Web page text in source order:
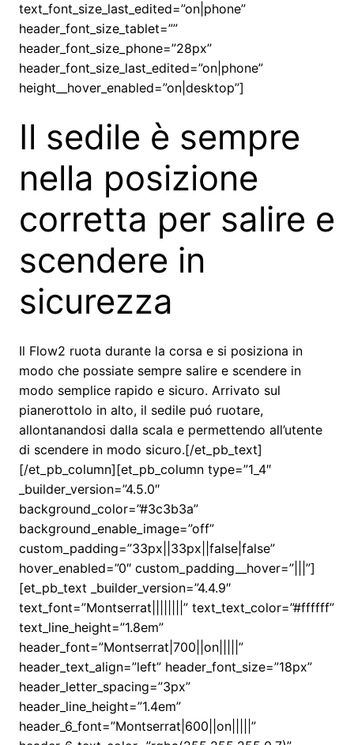
text_font_size_last_edited=”on|phone”
header_font_size_tablet=””
header_font_size_phone=”28px”
header_font_size_last_edited=”on|phone”
height__hover_enabled=”on|desktop”]
Il sedile è sempre
nella posizione
corretta per salire e
scendere in
sicurezza
Il Flow2 ruota durante la corsa e si posiziona in
modo che possiate sempre salire e scendere in
modo semplice rapido e sicuro. Arrivato sul
pianerottolo in alto, il sedile puó ruotare,
allontanandosi dalla scala e permettendo all’utente
di scendere in modo sicuro.[/et_pb_text]
[/et_pb_column][et_pb_column type=”1_4″
_builder_version=”4.5.0″
background_color=”#3c3b3a”
background_enable_image=”off”
custom_padding=”33px||33px||false|false”
hover_enabled=”0″ custom_padding__hover=”|||”]
[et_pb_text _builder_version=”4.4.9″
text_font=”Montserrat||||||||” text_text_color=”#ffffff”
text_line_height=”1.8em”
header_font=”Montserrat|700||on|||||”
header_text_align=”left” header_font_size=”18px”
header_letter_spacing=”3px”
header_line_height=”1.4em”
header_6_font=”Montserrat|600||on|||||”